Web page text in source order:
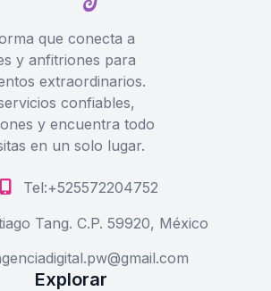
que conecta a
y anfitriones para
extraordinarios.
confiables,
y encuentra todo
en un solo lugar.
Tel:+525572204752
Tang. C.P. 59920, México
Explorar